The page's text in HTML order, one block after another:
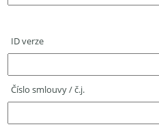
ID verze
Číslo smlouvy / č.j.